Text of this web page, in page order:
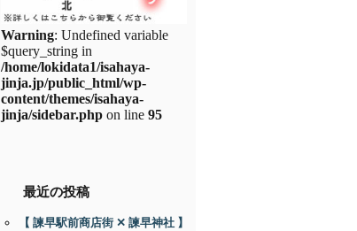
Warning: Undefined variable
$query_string in
/home/lokidata1/isahaya-
jinja.jp/public_html/wp-
content/themes/isahaya-
jinja/sidebar.php on line 95
最近の投稿
【 諫早駅前商店街 ✕ 諫早神社 】